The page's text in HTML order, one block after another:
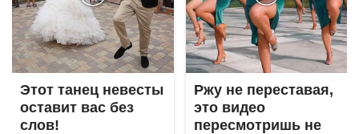
Этот танец невесты
оставит вас без
слов!
Ржу не переставая,
это видео
пересмотришь не